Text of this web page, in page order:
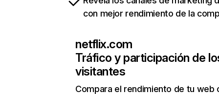
con mejor rendimiento de la
netflix.com
Tráfico y participación de
visitantes
Compara el rendimiento de tu web